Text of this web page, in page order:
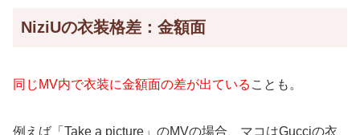
NiziUの衣装格差：金額面
同じMV内で衣装に金額面の差が出ている ことも。
例えば「Take a picture」のMVの場合、マコはGucciの衣